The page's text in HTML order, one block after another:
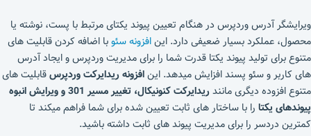
ویرایشگر آدرس وردپرس در هنگام تعیین پیوند یکتای مرتبط با پست، نوشته یا
محصول، عملکرد بسیار ضعیفی دارد. اینافزونه سئوبا اضافه کردن قابلیت های
متنوع برای تولید پیوند یکتا قدرت شما را برای مدیریت وردپرس و ایجاد آدرس
های کاربر و سئو پسند افزایش میدهد. اینافزونه ریدایرکت وردپرسقابلیت های
متنوع افزوده دیگری مانند
ریدایرکت کنونیکال، تغییر مسیر 301 و ویرایش انبوه
پیوندهای یکتا را با ساختار های ثابت تعیین شده برای شما فراهم میکند تا
کمترین دردسر را برای مدیریت پیوند های ثابت داشته باشید.